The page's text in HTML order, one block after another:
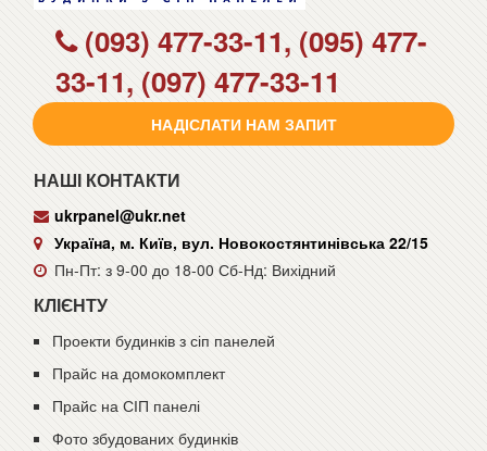
(093) 477-33-11, (095) 477-
33-11, (097) 477-33-11
НАДІСЛАТИ НАМ ЗАПИТ
НАШІ КОНТАКТИ
ukrpanel@ukr.net
Українa, м. Київ, вул. Новокостянтинівська 22/15
Пн-Пт: з 9-00 до 18-00 Сб-Нд: Вихідний
КЛІЄНТУ
Проекти будинків з сіп панелей
Прайс на домокомплект
Прайс на СІП панелі
Фото збудованих будинків